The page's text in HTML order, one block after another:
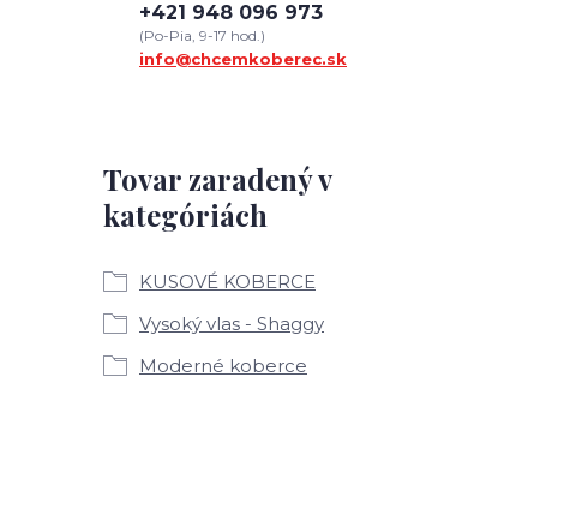
Tovar zaradený v
kategóriách
KUSOVÉ KOBERCE
Vysoký vlas - Shaggy
Moderné koberce
+421 948 096 973
(Po-Pia, 9-17 hod.)
info@chcemkoberec.sk